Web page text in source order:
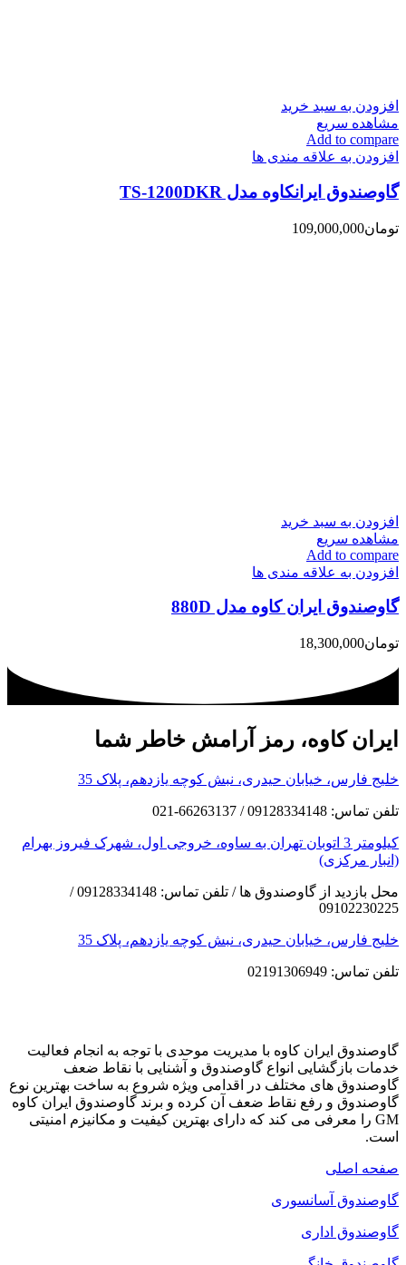
افزودن به سبد خرید
مشاهده سریع
Add to compare
افزودن به علاقه مندی ها
گاوصندوق ایرانکاوه مدل TS-1200DKR
تومان109,000,000
افزودن به سبد خرید
مشاهده سریع
Add to compare
افزودن به علاقه مندی ها
گاوصندوق ایران کاوه مدل 880D
تومان18,300,000
ایران کاوه، رمز آرامش خاطر شما
خلیج فارس، خیابان حیدری، نبش کوچه یازدهم، پلاک 35
تلفن تماس: 09128334148 / 66263137-021
کیلومتر 3 اتوبان تهران به ساوه، خروجی اول، شهرک فیروز بهرام
(انبار مرکزی)
محل بازدید از گاوصندوق ها / تلفن تماس: 09128334148 /
09102230225
خلیج فارس، خیابان حیدری، نبش کوچه یازدهم، پلاک 35
تلفن تماس: 02191306949
گاوصندوق ایران کاوه با مدیریت موحدی با توجه به انجام فعالیت
خدمات بازگشایی انواع گاوصندوق و آشنایی با نقاط ضعف
گاوصندوق های مختلف در اقدامی ویژه شروع به ساخت بهترین نوع
گاوصندوق و رفع نقاط ضعف آن کرده و برند گاوصندوق ایران کاوه
GM را معرفی می کند که دارای بهترین کیفیت و مکانیزم امنیتی
است.
صفحه اصلی
گاوصندوق آسانسوری
گاوصندوق اداری